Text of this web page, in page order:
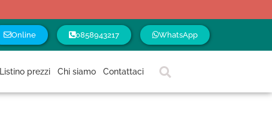
Online 0858943217 WhatsApp
Listino prezzi Chi siamo Contattaci